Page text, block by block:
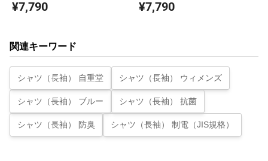
¥7,790 ¥7,790
関連キーワード
シャツ（長袖） 自重堂 シャツ（長袖） ウィメンズ
シャツ（長袖） ブルー シャツ（長袖） 抗菌
シャツ（長袖） 防臭 シャツ（長袖） 制電（JIS規格）